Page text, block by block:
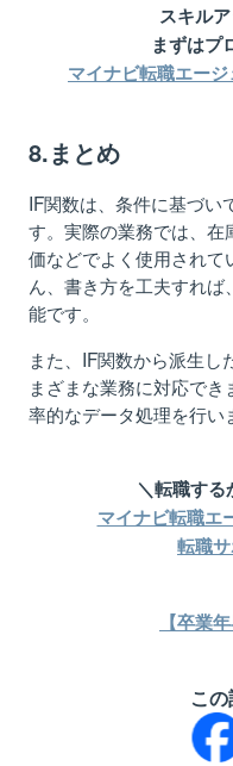
スキル
まずはプ
マイナビ転職エー
8.まとめ
IF関数は、条件に基づい
す。実際の業務では、
価などでよく使用されて
ん、書き方を工夫すれ
能です。
また、IF関数から派生し
まざまな業務に対応で
率的なデータ処理を行い
＼転職す
マイナビ転職エ
転職
【卒業
こ